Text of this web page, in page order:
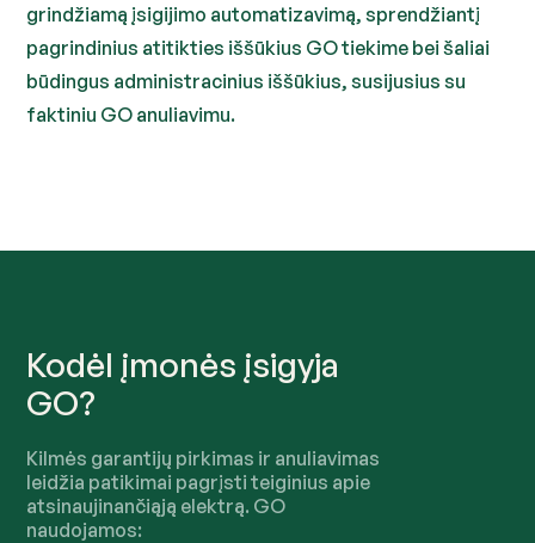
grindžiamą įsigijimo automatizavimą, sprendžiantį
pagrindinius atitikties iššūkius GO tiekime bei šaliai
būdingus administracinius iššūkius, susijusius su
faktiniu GO anuliavimu.
Kodėl įmonės įsigyja
GO?
Kilmės garantijų pirkimas ir anuliavimas
leidžia patikimai pagrįsti teiginius apie
atsinaujinančiąją elektrą. GO
naudojamos: